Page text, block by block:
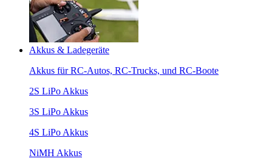
Akkus & Ladegeräte
Akkus für RC-Autos, RC-Trucks, und RC-Boote
2S LiPo Akkus
3S LiPo Akkus
4S LiPo Akkus
NiMH Akkus